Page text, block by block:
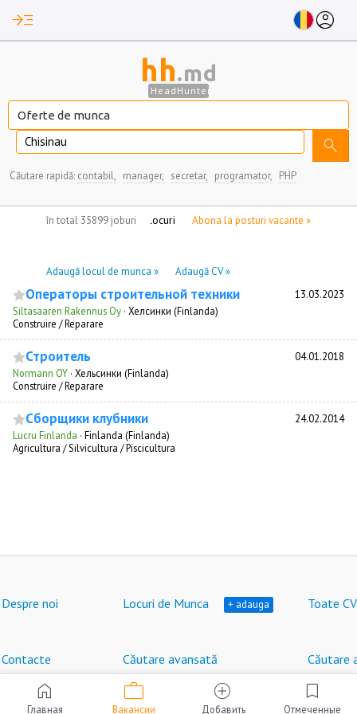
read_more account_circle
hh.md
HeadHunter
Chisinau search
Căutare rapidă: contabil, manager, secretar, programator, PHP
în total 35899 joburi Abona la posturi vacante »
nu aveți locuri de munca marcate
Adaugă locul de munca » Adaugă CV »
Операторы строительной техники 13.03.2023
Siltasaaren Rakennus Oy · Хелсинки (Finlanda)
Construire / Reparare
Строитель 04.01.2018
Normann OY · Хельсинки (Finlanda)
Construire / Reparare
Сборщики клубники 24.02.2014
Lucru Finlanda · Finlanda (Finlanda)
Agricultura / Silvicultura / Piscicultura
home
Главная
work
Вакансии
add_circle
Добавить
bookmark
Отмеченные
Despre noi Locuri de Munca + adauga Toate
Contacte Căutare avansată Căutare
Locuri de muncă în Moldova © HeadHunter SRL
2007 - 2026 | hh.md®